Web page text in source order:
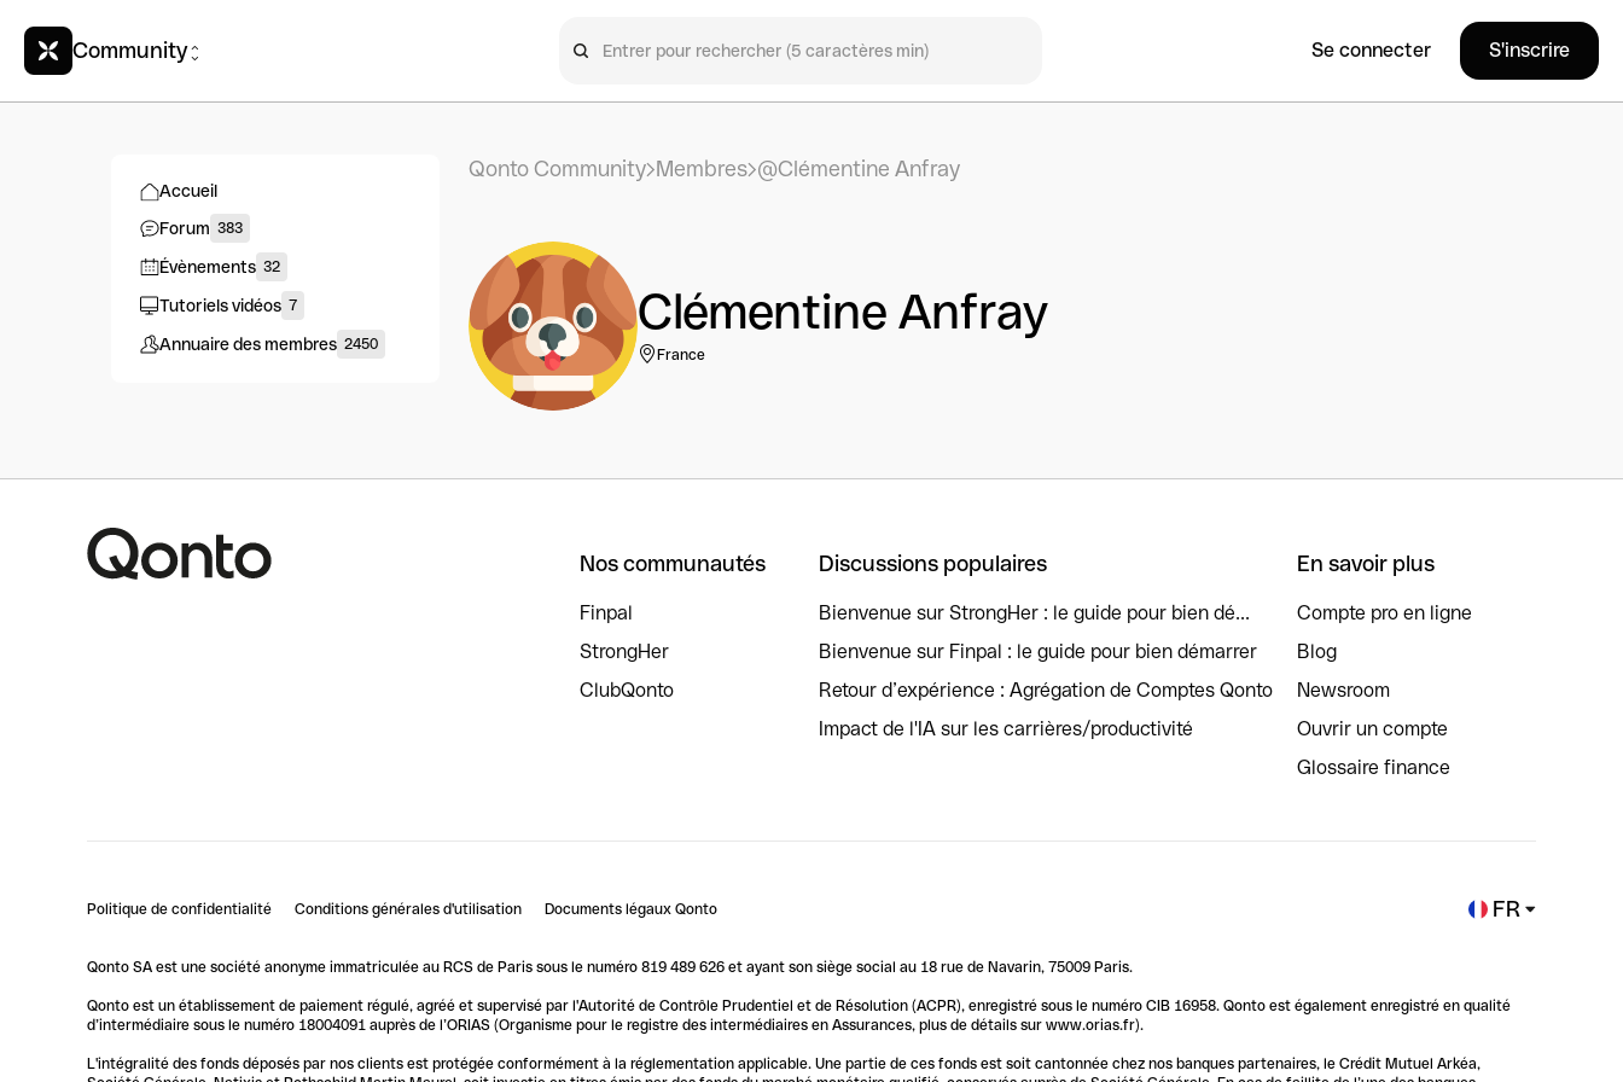
Community Se connecter S'inscrire
Accueil
Forum 383
Évènements 32
Tutoriels vidéos 7
Annuaire des membres 2450
Qonto Community Membres @Clémentine Anfray
Clémentine Anfray
France
Nos communautés
Finpal
StrongHer
ClubQonto
Discussions populaires
Bienvenue sur StrongHer : le guide pour bien dé...
Bienvenue sur Finpal : le guide pour bien démarrer
Retour d’expérience : Agrégation de Comptes Qonto
Impact de l'IA sur les carrières/productivité
En savoir plus
Compte pro en ligne
Blog
Newsroom
Ouvrir un compte
Glossaire finance
Politique de confidentialité Conditions générales d'utilisation Documents légaux Qonto FR
Qonto SA est une société anonyme immatriculée au RCS de Paris sous le numéro 819 489 626 et ayant son siège social au 18 rue de Navarin, 75009 Paris.
Qonto est un établissement de paiement régulé, agréé et supervisé par l'Autorité de Contrôle Prudentiel et de Résolution (ACPR), enregistré sous le numéro CIB 16958. Qonto est également enregistré en qualité
d’intermédiaire sous le numéro 18004091 auprès de l’ORIAS (Organisme pour le registre des intermédiaires en Assurances, plus de détails sur www.orias.fr).
L'intégralité des fonds déposés par nos clients est protégée conformément à la réglementation applicable. Une partie de ces fonds est soit cantonnée chez nos banques partenaires, le Crédit Mutuel Arkéa,